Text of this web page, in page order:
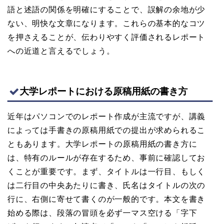
語と述語の関係を明確にすることで、誤解の余地が少
ない、明快な文章になります。これらの基本的なコツ
を押さえることが、伝わりやすく評価されるレポート
への近道と言えるでしょう。
大学レポートにおける原稿用紙の書き方
近年はパソコンでのレポート作成が主流ですが、講義
によっては手書きの原稿用紙での提出が求められるこ
ともあります。大学レポートの原稿用紙の書き方に
は、特有のルールが存在するため、事前に確認してお
くことが重要です。まず、タイトルは一行目、もしく
は二行目の中央あたりに書き、氏名はタイトルの次の
行に、右側に寄せて書くのが一般的です。本文を書き
始める際は、段落の冒頭を必ず一マス空ける「字下